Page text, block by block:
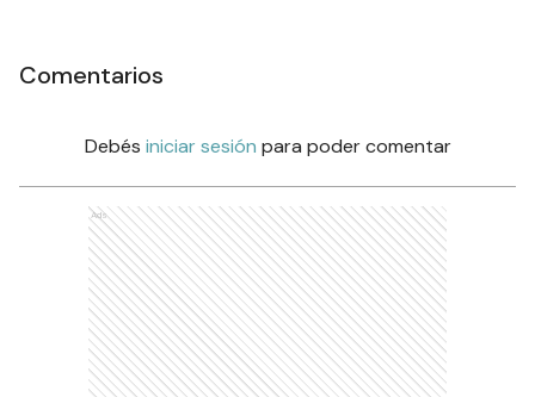
Comentarios
Debés iniciar sesión para poder comentar
Ads